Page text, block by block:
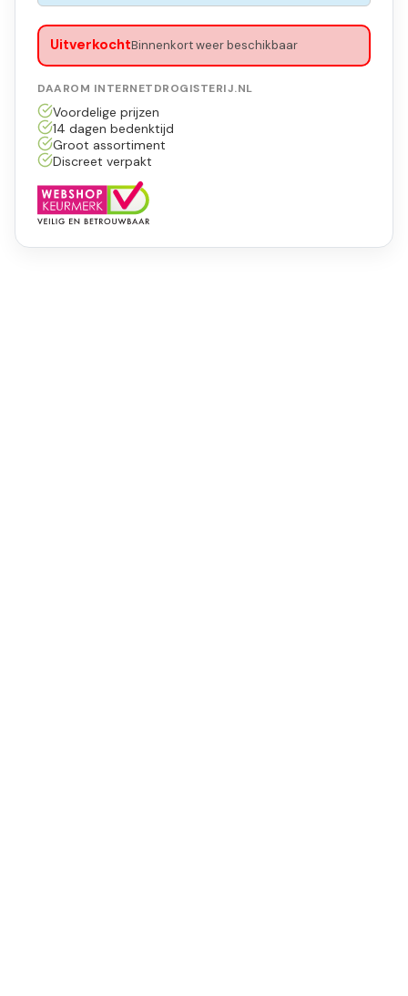
UitverkochtBinnenkort weer beschikbaar
DAAROM INTERNETDROGISTERIJ.NL
Voordelige prijzen
14 dagen bedenktijd
Groot assortiment
Discreet verpakt